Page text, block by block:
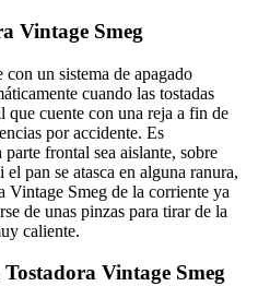
Vintage Smeg
con un sistema de apagado
cuando las tostadas
que cuente con una reja a fin de
por accidente. Es
frontal sea aislante, sobre
pan se atasca en alguna ranura,
Vintage Smeg de la corriente ya
de unas pinzas para tirar de la
caliente.
Vintage Smeg